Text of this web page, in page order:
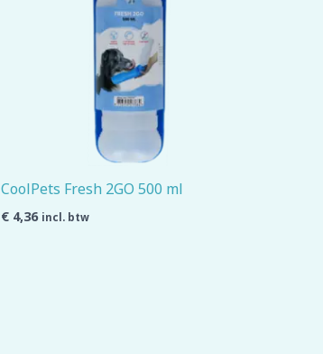
CoolPets Fresh 2GO 500 ml
€ 4,36 incl. btw